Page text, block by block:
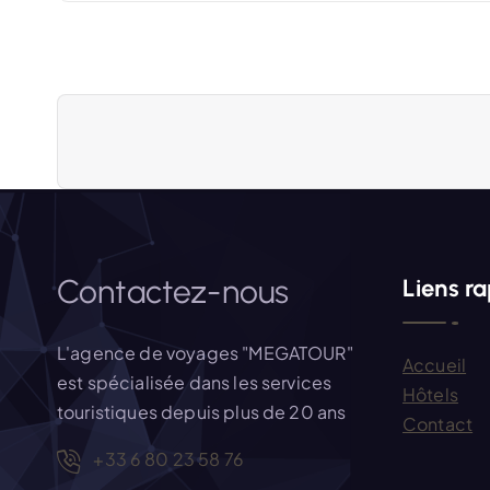
g
t
i
o
Contactez-nous
L'agence de voyages "MEGATOUR"
est spécialisée dans les services
touristiques depuis plus de 20 ans
+33 6 80 23 58 76
Liens
Accueil
Hôtels
Contact